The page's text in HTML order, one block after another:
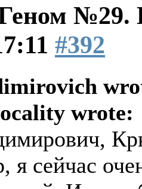
№29.
#392
wrote:
я сейчас